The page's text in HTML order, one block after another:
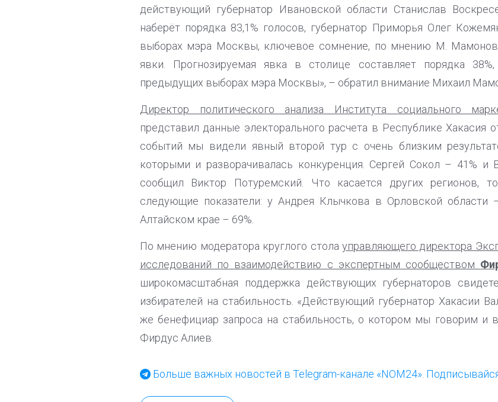
действующий губернатор Ивановской области Станислав
наберёт порядка 83,1% голосов, губернатор Приморья Олег
выборах мэра Москвы, ключевое сомнение, по мнению М.
явки. Прогнозируемая явка в столице составляет порядка
предыдущих выборах мэра Москвы», – обратил внимание Михаил
Директор политического анализа Института социального
представил данные электорального расчета в Республике Хакасия
событий мы видели явный второй тур с очень близким
которыми и разворачивалась конкуренция. Сергей Сокол – 41% и
сообщил Виктор Потуремский. Что касается других регионов,
следующие показатели: у Андрея Клычкова в Орловской области
Алтайском крае – 69%.
По мнению модератора круглого столауправляющего директора
исследований по взаимодействию с экспертным сообществом
широкомасштабная поддержка действующих губернаторов
избирателей на стабильность. «Действующий губернатор Хакасии
же бенефициар запроса на стабильность, о котором мы говорим и
Фирдус Алиев.
Больше важных новостей в Telegram-канале «NOM24».